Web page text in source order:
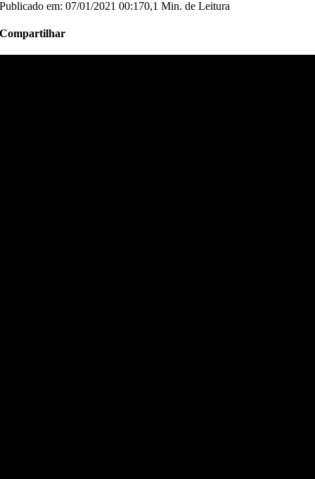
Publicado em: 07/01/2021 00:170,1 Min. de Leitura
Compartilhar